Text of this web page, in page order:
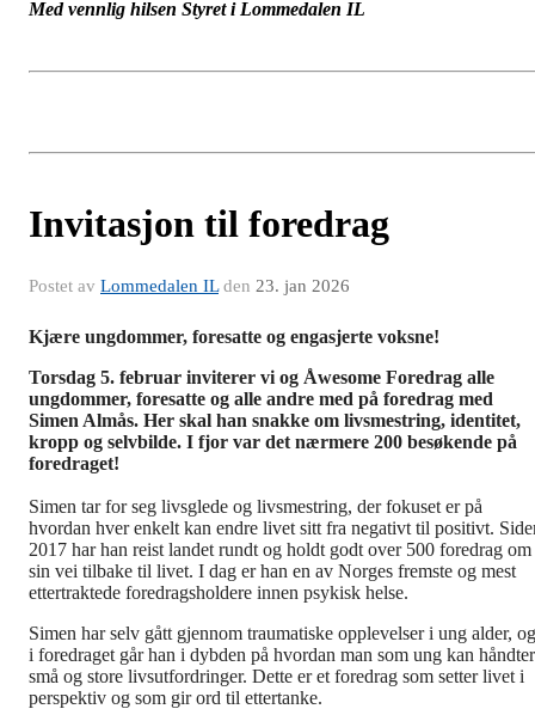
Med vennlig hilsen Styret i Lommedalen IL
Invitasjon til foredrag
Postet av Lommedalen ILden 23. jan 2026
Kjære ungdommer, foresatte og engasjerte voksne!
Torsdag 5. februar inviterer vi og Åwesome Foredrag alle
ungdommer, foresatte og alle andre med på foredrag med
Simen Almås. Her skal han snakke om livsmestring, identitet,
kropp og selvbilde. I fjor var det nærmere 200 besøkende på
foredraget!
Simen tar for seg livsglede og livsmestring, der fokuset er på
hvordan hver enkelt kan endre livet sitt fra negativt til positivt.
2017 har han reist landet rundt og holdt godt over 500 foredrag om
sin vei tilbake til livet. I dag er han en av Norges fremste og mest
ettertraktede foredragsholdere innen psykisk helse.
Simen har selv gått gjennom traumatiske opplevelser i ung alder, og
i foredraget går han i dybden på hvordan man som ung kan
små og store livsutfordringer. Dette er et foredrag som setter livet i
perspektiv og som gir ord til ettertanke.